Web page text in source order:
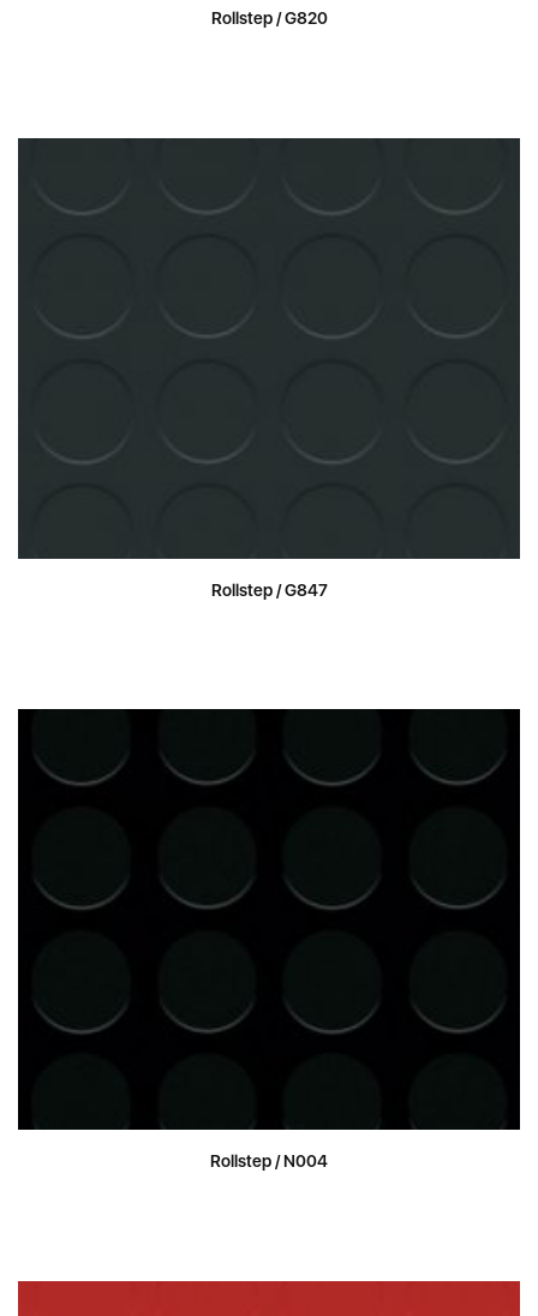
Rollstep / G820
Rollstep / G847
Rollstep / N004